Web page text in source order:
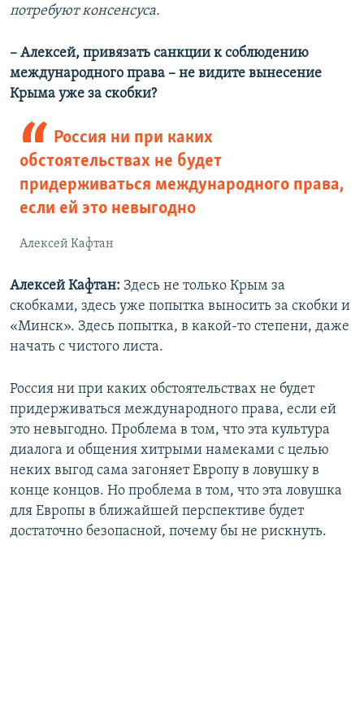
потребуют консенсуса.
– Алексей, привязать санкции к соблюдению
международного права – не видите вынесение
Крыма уже за скобки?
Россия ни при каких
обстоятельствах не будет
придерживаться международного права,
если ей это невыгодно
Алексей Кафтан
Алексей Кафтан: Здесь не только Крым за
скобками, здесь уже попытка выносить за скобки и
«Минск». Здесь попытка, в какой-то степени, даже
начать с чистого листа.
Россия ни при каких обстоятельствах не будет
придерживаться международного права, если ей
это невыгодно. Проблема в том, что эта культура
диалога и общения хитрыми намеками с целью
неких выгод сама загоняет Европу в ловушку в
конце концов. Но проблема в том, что эта ловушка
для Европы в ближайшей перспективе будет
достаточно безопасной, почему бы не рискнуть.